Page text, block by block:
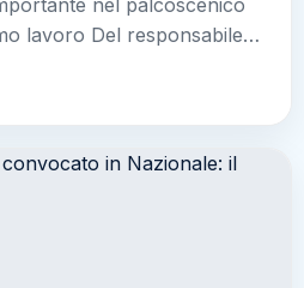
nel palcoscenico
lavoro Del responsabile…